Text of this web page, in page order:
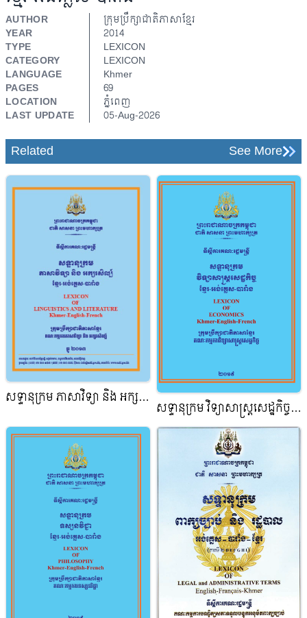
AUTHOR
ក្រុមប្រឹក្សាជាតិភាសាខ្មែរ
YEAR
2014
TYPE
LEXICON
CATEGORY
LEXICON
LANGUAGE
Khmer
PAGES
69
LOCATION
ភ្នំពេញ
LAST UPDATE
05-Aug-2026
Related See More
សទ្ទានុក្រម ភាសាវិទ្យា និង អក្សរ
សទ្ទានុក្រម វិទ្យាសាស្ត្រសេដ្ឋកិច្ច
ខ្មែរ-អង់គ្លេស-បារាំង